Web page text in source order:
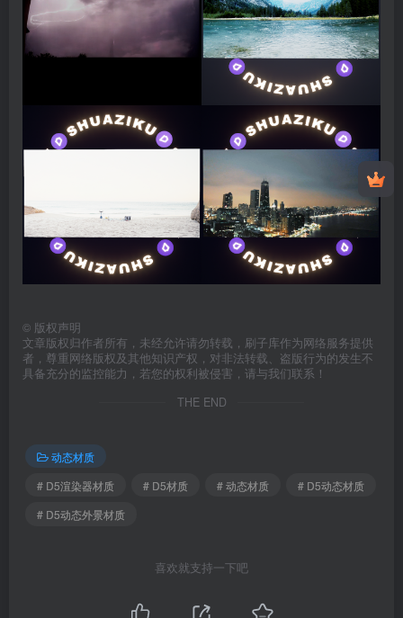
© 版权声明
文章版权归作者所有，未经允许请勿转载，刷子库作为网络服务提供
者，尊重网络版权及其他知识产权，对非法转载、盗版行为的发生不
具备充分的监控能力，若您的权利被侵害，请与我们联系！
THE END
动态材质
# D5渲染器材质
# D5材质 # 动态材质
# D5动态材质
# D5动态外景材质
喜欢就支持一下吧